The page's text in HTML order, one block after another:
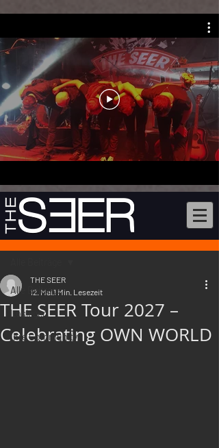
Beitrag
Alle Beiträge
Loslegen
Ihre Community
THE SEER Tour 2027 –
Celebrating OWN WORLD
THE SEER
12. Mai 1 Min. Lesezeit